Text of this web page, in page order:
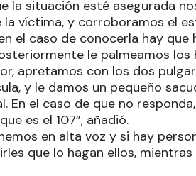
la situación esté asegurada
víctima, y corroboramos el
el caso de conocerla hay
le palmeamos
apretamos con los dos
y le damos un pequeño
En el caso de que no
es el 107”, añadió.
en alta voz y si hay
que lo hagan ellos,